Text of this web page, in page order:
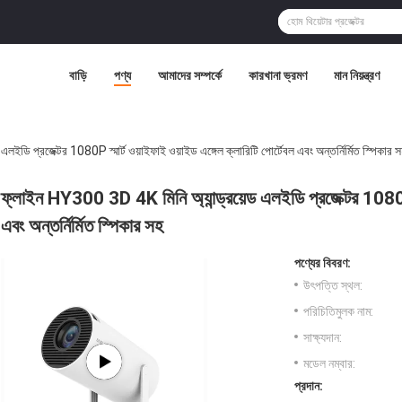
বাড়ি পণ্য আমাদের সম্পর্কে কারখানা ভ্রমণ মান নিয়ন্ত্রণ
প্রজেক্টর 1080P স্মার্ট ওয়াইফাই ওয়াইড এঙ্গেল ক্লারিটি পোর্টেবল এবং অন্তর্নির্মিত স্পিকার
ফ্লাইন HY300 3D 4K মিনি অ্যান্ড্রয়েড এলইডি প্রজেক্টর 1080P
এবং অন্তর্নির্মিত স্পিকার সহ
পণ্যের বিবরণ:
উৎপত্তি স্থল:
পরিচিতিমুলক নাম:
সাক্ষ্যদান:
মডেল নম্বার:
প্রদান: